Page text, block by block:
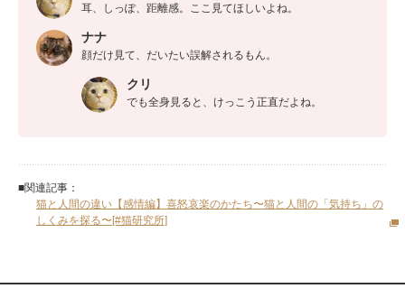
耳、しっぽ、距離感。ここ見てほしいよね。
ナナ
顔だけ見て、だいたい誤解されるもん。
クリ
でも全身見ると、けっこう正直だよね。
■関連記事：
猫と人間の違い【感情編】喜怒哀楽のかたち〜猫と人間の「気持ち」の
しくみを探る〜[#猫研究所]